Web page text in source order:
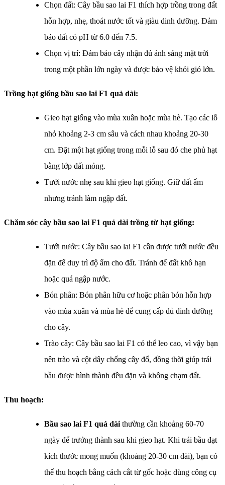
Chọn đất: Cây bầu sao lai F1 thích hợp trồng trong đất
hỗn hợp, nhẹ, thoát nước tốt và giàu dinh dưỡng. Đảm
bảo đất có pH từ 6.0 đến 7.5.
Chọn vị trí: Đảm bảo cây nhận đủ ánh sáng mặt trời
trong một phần lớn ngày và được bảo vệ khỏi gió lớn.
Trồng hạt giống bầu sao lai F1 quả dài:
Gieo hạt giống vào mùa xuân hoặc mùa hè. Tạo các lỗ
nhỏ khoảng 2-3 cm sâu và cách nhau khoảng 20-30
cm. Đặt một hạt giống trong mỗi lỗ sau đó che phủ hạt
bằng lớp đất mỏng.
Tưới nước nhẹ sau khi gieo hạt giống. Giữ đất ẩm
nhưng tránh làm ngập đất.
Chăm sóc cây bầu sao lai F1 quả dài trồng từ hạt giống:
Tưới nước: Cây bầu sao lai F1 cần được tưới nước đều
đặn để duy trì độ ẩm cho đất. Tránh để đất khô hạn
hoặc quá ngập nước.
Bón phân: Bón phân hữu cơ hoặc phân bón hỗn hợp
vào mùa xuân và mùa hè để cung cấp đủ dinh dưỡng
cho cây.
Trào cây: Cây bầu sao lai F1 có thể leo cao, vì vậy bạn
nên trào và cột dây chống cây đổ, đồng thời giúp trái
bầu được hình thành đều đặn và không chạm đất.
Thu hoạch:
Bầu sao lai F1 quả dài thường cần khoảng 60-70
ngày để trưởng thành sau khi gieo hạt. Khi trái bầu đạt
kích thước mong muốn (khoảng 20-30 cm dài), bạn có
thể thu hoạch bằng cách cắt từ gốc hoặc dùng công cụ